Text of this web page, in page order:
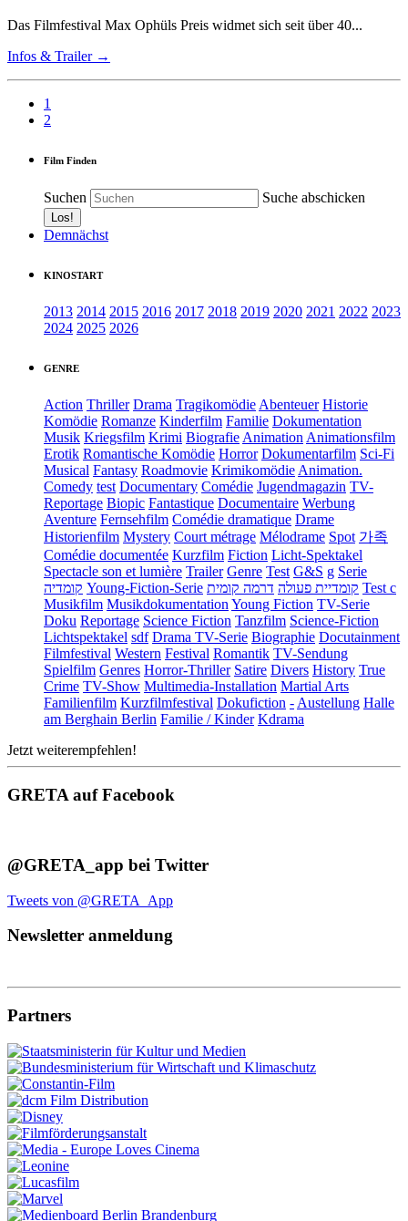
Das Filmfestival Max Ophüls Preis widmet sich seit über 40...
Infos & Trailer →
1
2
Film Finden
Suchen Suche abschicken
Demnächst
KINOSTART
2013 2014 2015 2016 2017 2018 2019 2020 2021 2022 2023
2024 2025 2026
GENRE
Action Thriller Drama Tragikomödie Abenteuer Historie
Komödie Romanze Kinderfilm Familie Dokumentation
Musik Kriegsfilm Krimi Biografie Animation Animationsfilm
Erotik Romantische Komödie Horror Dokumentarfilm Sci-Fi
Musical Fantasy Roadmovie Krimikomödie Animation.
Comedy test Documentary Comédie Jugendmagazin TV-
Reportage Biopic Fantastique Documentaire Werbung
Aventure Fernsehfilm Comédie dramatique Drame
Historienfilm Mystery Court métrage Mélodrame Spot 가족
Comédie documentée Kurzfilm Fiction Licht-Spektakel
Spectacle son et lumière Trailer Genre Test G&S g Serie
קומדיה Young-Fiction-Serie קומדיית פעולה דרמה קומית
Test c
Musikfilm Musikdokumentation Young Fiction TV-Serie
Doku Reportage Science Fiction Tanzfilm Science-Fiction
Lichtspektakel sdf Drama TV-Serie Biographie Docutainment
Filmfestival Western Festival Romantik TV-Sendung
Spielfilm Genres Horror-Thriller Satire Divers History True
Crime TV-Show Multimedia-Installation Martial Arts
Familienfilm Kurzfilmfestival Dokufiction - Austellung Halle
am Berghain Berlin Familie / Kinder Kdrama
Jetzt weiterempfehlen!
GRETA auf Facebook
@GRETA_app bei Twitter
Tweets von @GRETA_App
Newsletter anmeldung
Partners